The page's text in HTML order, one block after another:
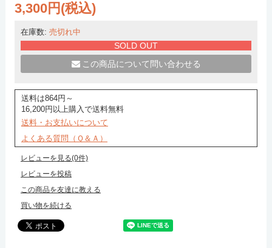
3,300円(税込)
在庫数: 売切れ中
SOLD OUT
この商品について問い合わせる
送料は864円～
16,200円以上購入で送料無料
送料・お支払いについて
よくある質問（Ｑ＆Ａ）
レビューを見る(0件)
レビューを投稿
この商品を友達に教える
買い物を続ける